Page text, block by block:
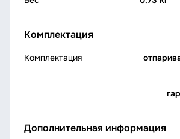
Комплектация
Комплектация
Дополнительная информация